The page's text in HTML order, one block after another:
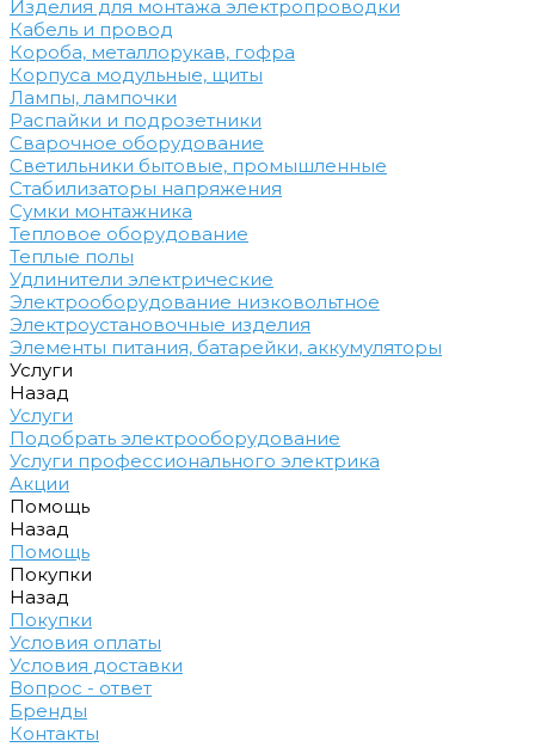
Изделия для монтажа электропроводки
Кабель и провод
Короба, металлорукав, гофра
Корпуса модульные, щиты
Лампы, лампочки
Распайки и подрозетники
Сварочное оборудование
Светильники бытовые, промышленные
Стабилизаторы напряжения
Сумки монтажника
Тепловое оборудование
Теплые полы
Удлинители электрические
Электрооборудование низковольтное
Электроустановочные изделия
Элементы питания, батарейки, аккумуляторы
Услуги
Назад
Услуги
Подобрать электрооборудование
Услуги профессионального электрика
Акции
Помощь
Назад
Помощь
Покупки
Назад
Покупки
Условия оплаты
Условия доставки
Вопрос - ответ
Бренды
Контакты